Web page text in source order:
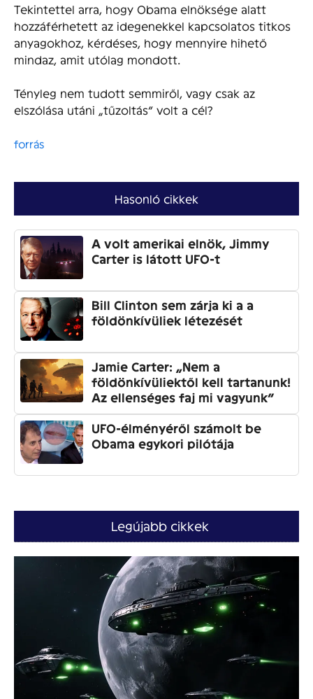
Tekintettel arra, hogy Obama elnöksége alatt
hozzáférhetett az idegenekkel kapcsolatos titkos
anyagokhoz, kérdéses, hogy mennyire hihető
mindaz, amit utólag mondott.
Tényleg nem tudott semmiről, vagy csak az
elszólása utáni „tűzoltás” volt a cél?
forrás
Hasonló cikkek
A volt amerikai elnök, Jimmy
Carter is látott UFO-t
Bill Clinton sem zárja ki a a
földönkívüliek létezését
Jamie Carter: „Nem a
földönkívüliektől kell tartanunk!
Az ellenséges faj mi vagyunk”
UFO-élményéről számolt be
Obama egykori pilótája
Legújabb cikkek